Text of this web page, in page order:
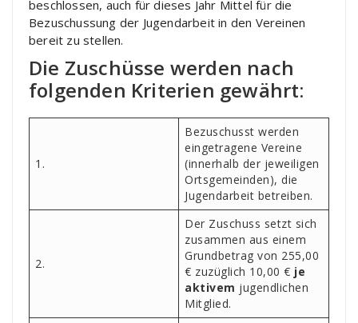
beschlossen, auch für dieses Jahr Mittel für die
Bezuschussung der Jugendarbeit in den Vereinen
bereit zu stellen.
Die Zuschüsse werden nach
folgenden Kriterien gewährt:
1.
Bezuschusst werden
eingetragene Vereine
(innerhalb der jeweiligen
Ortsgemeinden), die
Jugendarbeit betreiben.
2.
Der Zuschuss setzt sich
zusammen aus einem
Grundbetrag von 255,00
€ zuzüglich 10,00 € je
aktivem jugendlichen
Mitglied.